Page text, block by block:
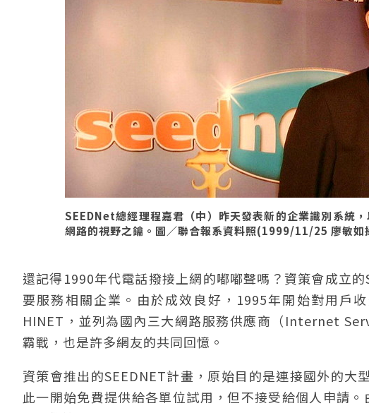
SEEDNet總經理程嘉君（中）昨天發表新的企業識別系統
網路的視野之鑰。圖／聯合報系資料照(1999/11/25 廖敏如
還記得1990年代電話撥接上網的嘟嘟聲嗎？資策會成立
要服務相關企業。由於成效良好，1995年開始對用戶
HINET，並列為國內三大網路服務供應商（Internet
霸戰，也是許多網友的共同回憶。
資策會推出的SEEDNET計畫，原始目的是連接國外的大
此一開始免費提供給各單位試用，但不接受給個人申請